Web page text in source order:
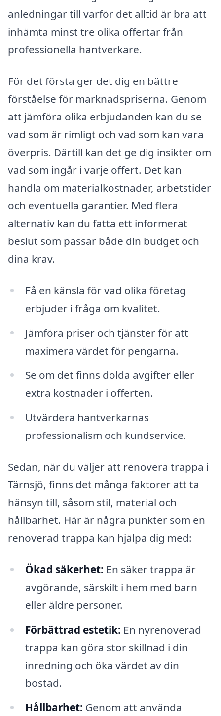
anledningar till varför det alltid är bra att
inhämta minst tre olika offertar från
professionella hantverkare.
För det första ger det dig en bättre
förståelse för marknadspriserna. Genom
att jämföra olika erbjudanden kan du se
vad som är rimligt och vad som kan vara
överpris. Därtill kan det ge dig insikter om
vad som ingår i varje offert. Det kan
handla om materialkostnader, arbetstider
och eventuella garantier. Med flera
alternativ kan du fatta ett informerat
beslut som passar både din budget och
dina krav.
Få en känsla för vad olika företag
erbjuder i fråga om kvalitet.
Jämföra priser och tjänster för att
maximera värdet för pengarna.
Se om det finns dolda avgifter eller
extra kostnader i offerten.
Utvärdera hantverkarnas
professionalism och kundservice.
Sedan, när du väljer att renovera trappa i
Tärnsjö, finns det många faktorer att ta
hänsyn till, såsom stil, material och
hållbarhet. Här är några punkter som en
renoverad trappa kan hjälpa dig med:
Ökad säkerhet: En säker trappa är
avgörande, särskilt i hem med barn
eller äldre personer.
Förbättrad estetik: En nyrenoverad
trappa kan göra stor skillnad i din
inredning och öka värdet av din
bostad.
Hållbarhet: Genom att använda